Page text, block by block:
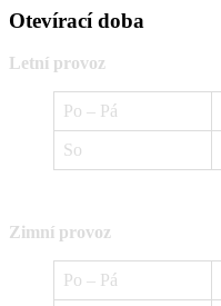
Otevírací doba
Letní provoz
Po – Pá
So
Zimní provoz
Po – Pá